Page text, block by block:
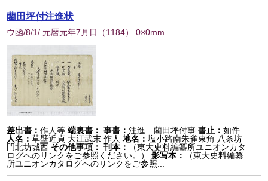
藺田坪付注進状
ウ函/8/1/ 元暦元年7月日 （1184） 0×0mm
差出書：作人等 端裏書： 事書：注進 藺田坪付事 書止：如件
人名：草壁近貞 大江武末 作人 地名：塩小路南朱雀東角 八条坊
門北坊城西 その他事項： 刊本：
（東大史料編纂所ユニオンカタ
ログへのリンクをご参照ください。）
影写本：
（東大史料編纂
所ユニオンカタログへのリンクをご参照...